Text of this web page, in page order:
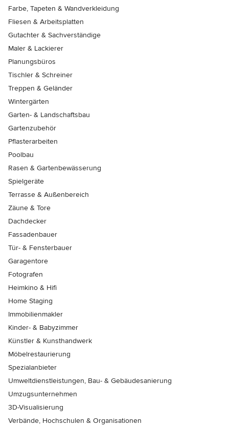
Farbe, Tapeten & Wandverkleidung
Fliesen & Arbeitsplatten
Gutachter & Sachverständige
Maler & Lackierer
Planungsbüros
Tischler & Schreiner
Treppen & Geländer
Wintergärten
Garten- & Landschaftsbau
Gartenzubehör
Pflasterarbeiten
Poolbau
Rasen & Gartenbewässerung
Spielgeräte
Terrasse & Außenbereich
Zäune & Tore
Dachdecker
Fassadenbauer
Tür- & Fensterbauer
Garagentore
Fotografen
Heimkino & Hifi
Home Staging
Immobilienmakler
Kinder- & Babyzimmer
Künstler & Kunsthandwerk
Möbelrestaurierung
Spezialanbieter
Umweltdienstleistungen, Bau- & Gebäudesanierung
Umzugsunternehmen
3D-Visualisierung
Verbände, Hochschulen & Organisationen